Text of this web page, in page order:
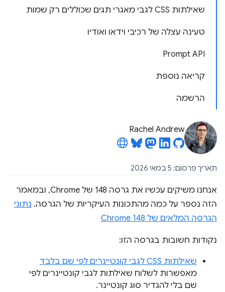
שאילתות CSS לגבי מאגרי תגים שכוללים רק שמות
טעינה עצלה של רכיבי וידאו ואודיו
‫Prompt API
קריאה נוספת
הרשמה
Rachel Andrew
תאריך פרסום: 5 במאי 2026
אנחנו משיקים עכשיו את גרסה 148 של Chrome, ובמאמר
הזה נספר על כמה מהתכונות העיקריות של הגרסה. נתוני
הגרסה המלאים של Chrome 148
נקודות חשובות בגרסה הזו:
שאילתות CSS לגבי קונטיינרים לפי שם בלבד
מאפשרות לשלוח שאילתות לגבי קונטיינרים לפי
שם בלי להגדיר סוג קונטיינר.